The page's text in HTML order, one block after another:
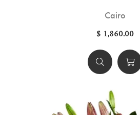
Cairo
$ 1,860.00